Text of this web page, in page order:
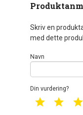
Skriv en
med dette
Navn
Din vurdering?
1 star 2 star